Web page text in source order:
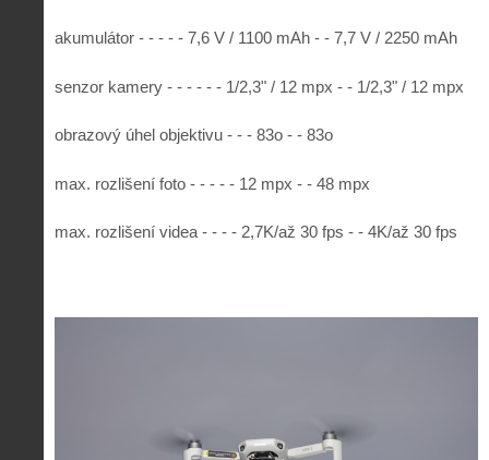
akumulátor - - - - - 7,6 V / 1100 mAh - - 7,7 V / 2250 mAh
senzor kamery - - - - - - 1/2,3" / 12 mpx - - 1/2,3" / 12 mpx
obrazový úhel objektivu - - - 83o - - 83o
max. rozlišení foto - - - - - 12 mpx - - 48 mpx
max. rozlišení videa - - - - 2,7K/až 30 fps - - 4K/až 30 fps